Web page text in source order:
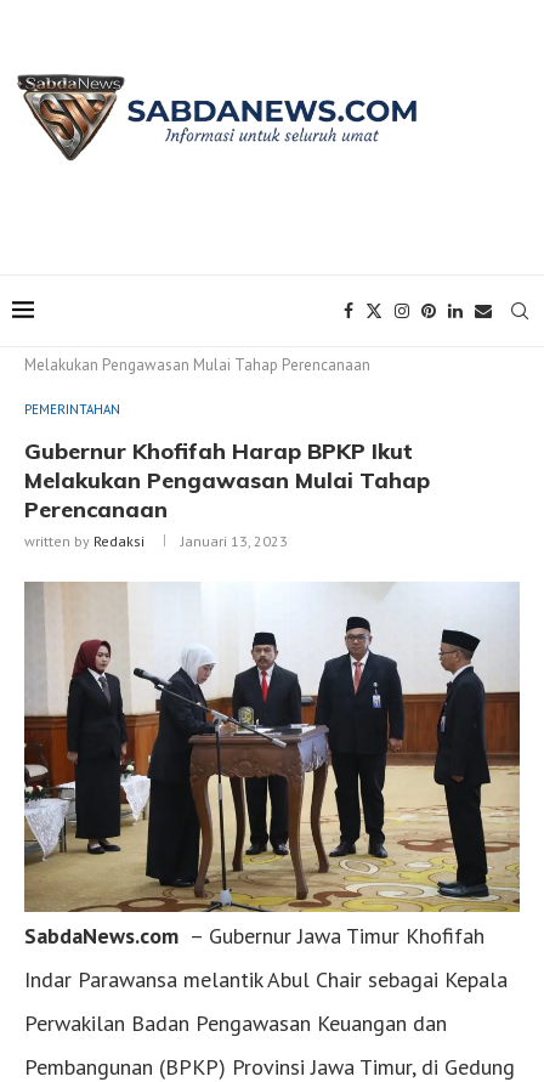
Melakukan Pengawasan Mulai Tahap Perencanaan
PEMERINTAHAN
Gubernur Khofifah Harap BPKP Ikut
Melakukan Pengawasan Mulai Tahap
Perencanaan
written by Redaksi Januari 13, 2023
SabdaNews.com – Gubernur Jawa Timur Khofifah
Indar Parawansa melantik Abul Chair sebagai Kepala
Perwakilan Badan Pengawasan Keuangan dan
Pembangunan (BPKP) Provinsi Jawa Timur, di Gedung